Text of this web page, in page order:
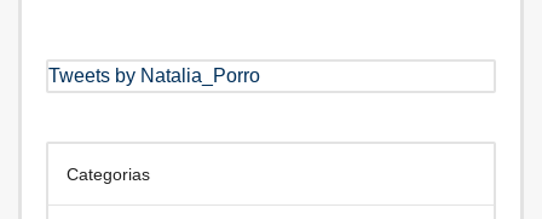
Tweets by Natalia_Porro
Categorias